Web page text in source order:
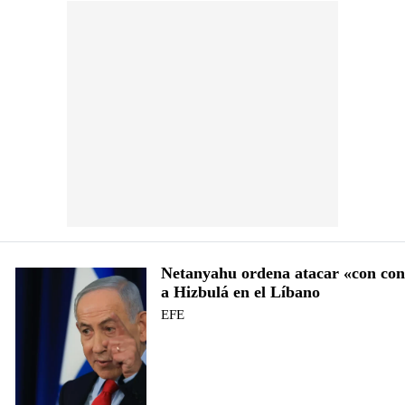
Netanyahu ordena atacar «con
a Hizbulá en el Líbano
EFE